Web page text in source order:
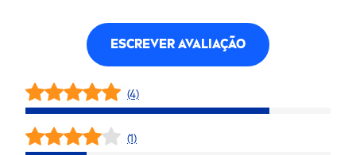
ESCREVER AVALIAÇÃO
(4)
(1)